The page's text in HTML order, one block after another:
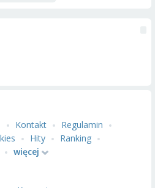
Kontakt
Regulamin
Hity
Ranking
więcej